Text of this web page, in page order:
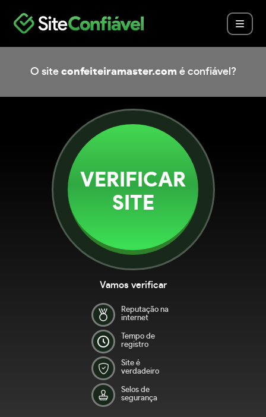
O site confeiteiramaster.com é confiável?
VERIFICAR
SITE
Vamos verificar
Reputação na
internet
Tempo de
registro
Site é
verdadeiro
Selos de
segurança